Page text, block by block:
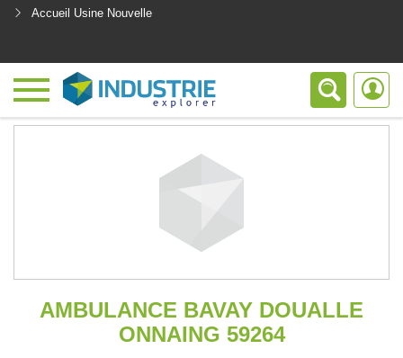
Accueil Usine Nouvelle
AMBULANCE BAVAY DOUALLE
ONNAING 59264